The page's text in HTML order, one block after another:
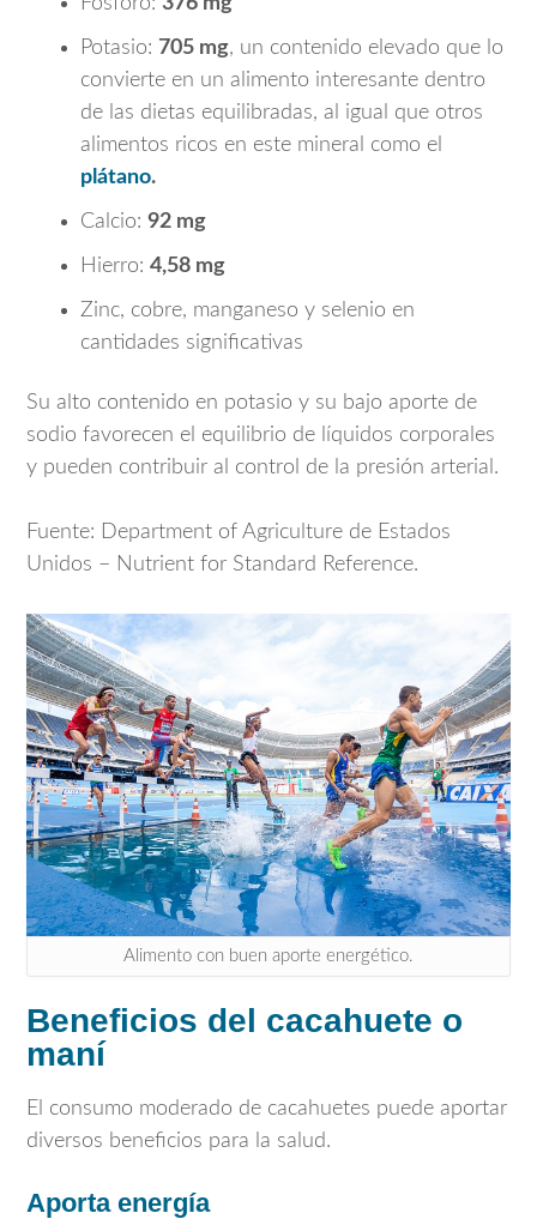
Potasio: 705 mg, un contenido elevado que lo
convierte en un alimento interesante dentro
de las dietas equilibradas, al igual que otros
alimentos ricos en este mineral como el
plátano.
Calcio: 92 mg
Hierro: 4,58 mg
Zinc, cobre, manganeso y selenio en
cantidades significativas
Su alto contenido en potasio y su bajo aporte de
sodio favorecen el equilibrio de líquidos corporales
y pueden contribuir al control de la presión arterial.
Fuente: Department of Agriculture de Estados
Unidos – Nutrient for Standard Reference.
Alimento con buen aporte energético.
Beneficios del cacahuete o
maní
El consumo moderado de cacahuetes puede aportar
diversos beneficios para la salud.
Aporta energía